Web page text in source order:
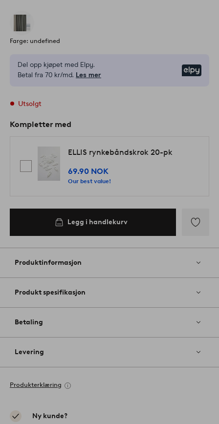
Farge: undefined
Del opp kjøpet med Elpy.
Betal fra 70 kr/md. Les mer
Utsolgt
Kompletter med
ELLIS rynkebåndskrok 20-pk
69.90 NOK
Our best value!
Legg i handlekurv
til
Produktinformasjon
Produkt spesifikasjon
Betaling
Levering
Produkterklæring
Ny kunde?